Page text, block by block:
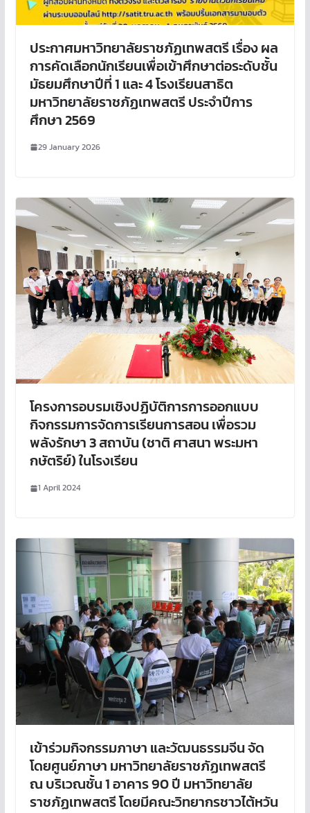
ประกาศมหาวิทยาลัยราชภัฏเทพสตรี เรื่อง ผล
การคัดเลือกนักเรียนเพื่อเข้าศึกษาต่อระดับชั้น
มัธยมศึกษาปีที่ 1 และ 4 โรงเรียนสาธิต
มหาวิทยาลัยราชภัฏเทพสตรี ประจำปีการ
ศึกษา 2569
29 January 2026
โครงการอบรมเชิงปฏิบัติการการออกแบบ
กิจกรรมการจัดการเรียนการสอน เพื่อรวม
พลังรักษา 3 สถาบัน (ชาติ ศาสนา พระมหา
กษัตริย์) ในโรงเรียน
1 April 2024
เข้าร่วมกิจกรรมภาษา และวัฒนธรรมจีน จัด
โดยศูนย์ภาษา มหาวิทยาลัยราชภัฏเทพสตรี
ณ บริเวณชั้น 1 อาคาร 90 ปี มหาวิทยาลัย
ราชภัฏเทพสตรี โดยมีคณะวิทยากรชาวไต้หวัน